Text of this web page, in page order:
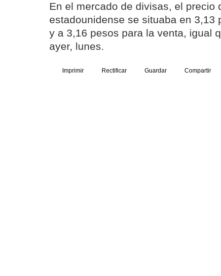
En el mercado de divisas, el precio
estadounidense se situaba en 3,13
y a 3,16 pesos para la venta, igual
ayer, lunes.
Imprimir Rectificar Guardar Compartir